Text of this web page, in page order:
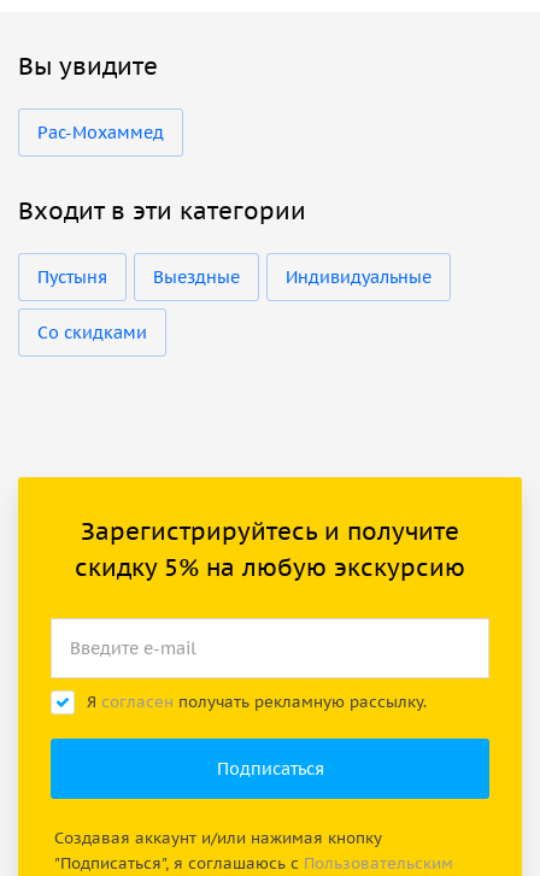
Вы увидите
Рас-Мохаммед
Входит в эти категории
Пустыня Выездные Индивидуальные
Со скидками
Зарегистрируйтесь и получите
скидку 5% на любую экскурсию
Я согласен получать рекламную рассылку.
Создавая аккаунт и/или нажимая кнопку
"Подписаться", я соглашаюсь с Пользовательским